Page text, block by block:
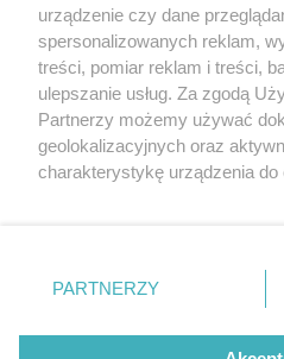
Wydawcą
FUNDACJA MEDIÓW
ul. Kopernika 10,
e-mail:
Zasady dodawania i
urządzenie czy dane
spersonalizowanych reklam,
treści, pomiar reklam i treści,
ulepszanie usług. Za zgodą
Partnerzy możemy używać
geolokalizacyjnych oraz
charakterystykę urządzenia do
zmienić/wycofać klikając
użytkownika, ale masz prawo
PARTNERZY